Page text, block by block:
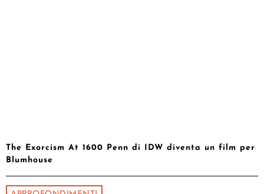
The Exorcism At 1600 Penn di IDW diventa un film per
Blumhouse